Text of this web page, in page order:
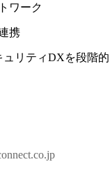
ワーク
携
リティDXを段階